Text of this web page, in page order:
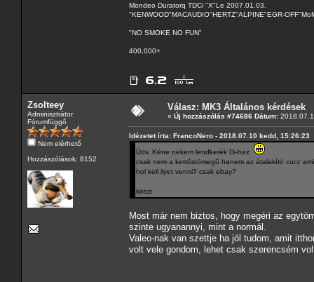
Mondeo Duratorq TDCi "X"Le 2007.01.03.
"KENWOOD"MACAUDIO"HERTZ"ALPINE"EGR-
"NO SMOKE NO FUN"
400,000+
Zsolteey
Adminisztrátor
Fórumfüggő
Nem elérhető
Hozzászólások: 8152
Válasz: MK3 Általános kérdések
« Új hozzászólás #74686 Dátum:
Idézetet írta: FrancoNero - 2018.07.10 kedd, 15:26:23
Üdv. Kéne nekem lendkerék Di-hez
csak nem a kettőstömegű hanem az átalakító cucc
hol kell ilyet venni? csak ebay?
köszi
Most már nem biztos, hogy megéri az
szinte ugyanannyi, mint a normál.
Valeo-nak van szettje ha jól tudom, amit
volt vele gondom, lehet csak szerencsém